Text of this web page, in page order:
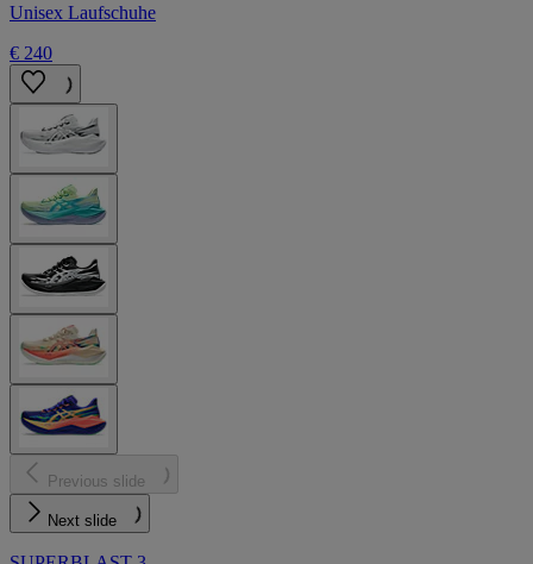
Unisex Laufschuhe
€ 240
Previous slide
Next slide